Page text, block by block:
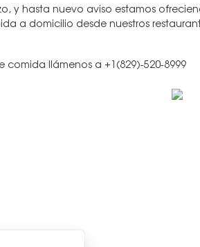
y hasta nuevo aviso estamos
a domicilio desde nuestros
llámenos a +1(829)-520-8999